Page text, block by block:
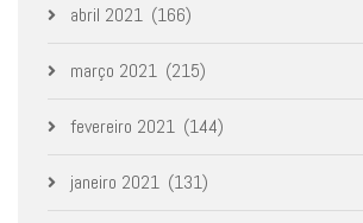
abril 2021 (166)
março 2021 (215)
fevereiro 2021 (144)
janeiro 2021 (131)